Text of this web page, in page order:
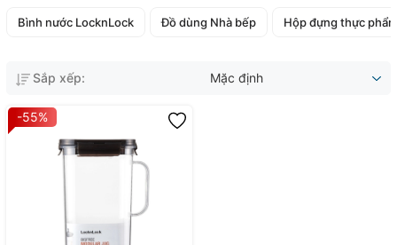
Bình nước LocknLock Đồ dùng Nhà bếp Hộp đựng thực phẩm
Sắp xếp: Mặc định
-55%